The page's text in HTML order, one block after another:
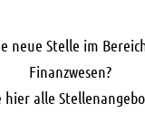
neue Stelle im
Finanzwesen?
hier alle